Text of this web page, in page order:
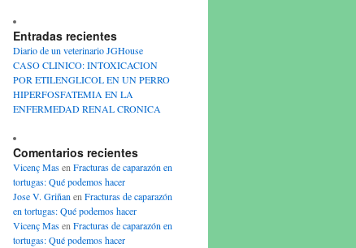
Entradas recientes
Diario de un veterinario JGHouse
CASO CLINICO: INTOXICACION
POR ETILENGLICOL EN UN PERRO
HIPERFOSFATEMIA EN LA
ENFERMEDAD RENAL CRONICA
Comentarios recientes
Vicenç Masen Fracturas de caparazón en
tortugas: Qué podemos hacer
Jose V. Griñan en Fracturas de caparazón
en tortugas: Qué podemos hacer
Vicenç Masen Fracturas de caparazón en
tortugas: Qué podemos hacer